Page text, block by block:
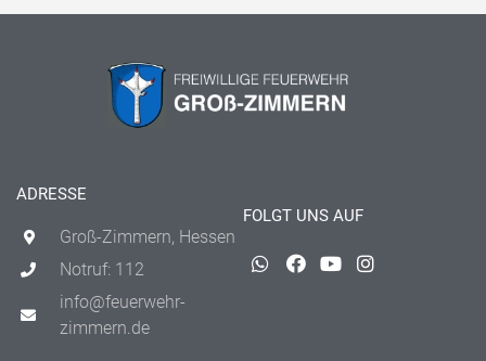
ADRESSE
Groß-Zimmern, Hessen
Notruf: 112
info@feuerwehr-
zimmern.de
FOLGT UNS AUF